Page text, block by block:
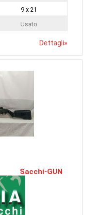
9 x 21
Usato
Dettagli»
Sacchi-GUN